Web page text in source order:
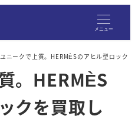
メニュー
ユニークで上質。HERMÈSのアヒル型ロック
。HERMÈS
クを買取し